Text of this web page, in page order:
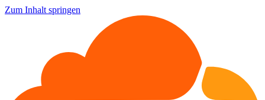
Zum Inhalt springen